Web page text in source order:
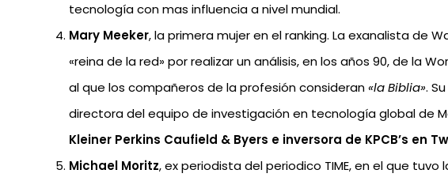
tecnología con mas influencia a nivel mundial.
Mary Meeker, la primera mujer en el ranking. La exanalista de
«reina de la red» por realizar un análisis, en los años 90, de la
al que los compañeros de la profesión consideran«la Biblia».
directora del equipo de investigación en tecnología global de
Kleiner Perkins Caufield & Byers e inversora de KPCB’s en
Michael Moritz, ex periodista del periodico TIME, en el que